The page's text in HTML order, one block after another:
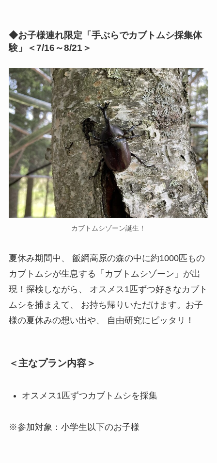
◆お子様連れ限定「手ぶらでカブトムシ採集体
験」＜7/16～8/21＞
カブトムシゾーン誕生！
夏休み期間中、 飯綱高原の森の中に約1000匹もの
カブトムシが生息する「カブトムシゾーン」が出
現！探検しながら、 オスメス1匹ずつ好きなカブト
ムシを捕まえて、 お持ち帰りいただけます。お子
様の夏休みの想い出や、 自由研究にピッタリ！
＜主なプラン内容＞
オスメス1匹ずつカブトムシを採集
※参加対象：小学生以下のお子様